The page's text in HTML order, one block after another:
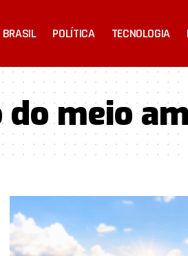
BRASIL POLÍTICA TECNOLOGIA
do meio